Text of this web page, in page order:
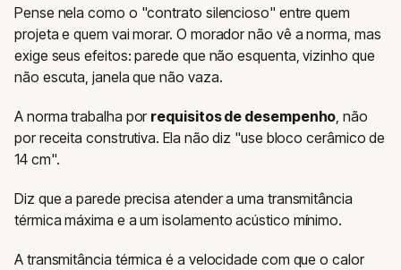
Pense nela como o "contrato silencioso" entre quem
projeta e quem vai morar. O morador não vê a norma, mas
exige seus efeitos: parede que não esquenta, vizinho que
não escuta, janela que não vaza.
A norma trabalha por requisitos de desempenho , não
por receita construtiva. Ela não diz "use bloco cerâmico de
14 cm".
Diz que a parede precisa atender a uma transmitância
térmica máxima e a um isolamento acústico mínimo.
A transmitância térmica é a velocidade com que o calor